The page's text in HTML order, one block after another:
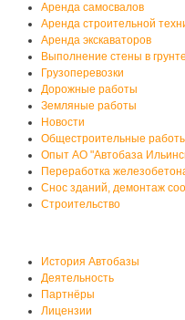
Аренда самосвалов
Аренда строительной
Аренда экскаваторов
Выполнение стены в грунте
Грузоперевозки
Дорожные работы
Земляные работы
Новости
Общестроительные
Опыт АО "Автобаза
Переработка
Снос зданий, демонтаж
Строительство
История Автобазы
Деятельность
Партнёры
Лицензии